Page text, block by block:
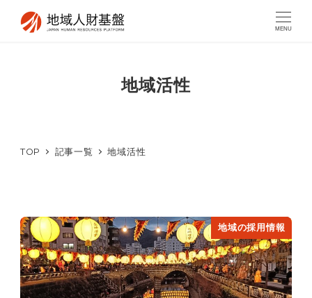
MENU
地域活性
TOP 記事一覧 地域活性
地域の採用情報